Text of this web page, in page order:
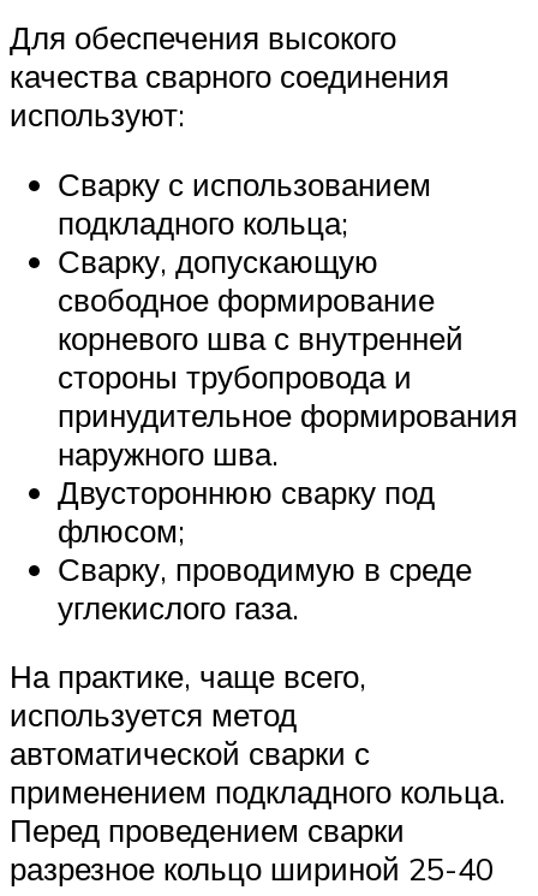
Для обеспечения высокого
качества сварного соединения
используют:
Сварку с использованием
подкладного кольца;
Сварку, допускающую
свободное формирование
корневого шва с внутренней
стороны трубопровода и
принудительное формирования
наружного шва.
Двустороннюю сварку под
флюсом;
Сварку, проводимую в среде
углекислого газа.
На практике, чаще всего,
используется метод
автоматической сварки с
применением подкладного кольца.
Перед проведением сварки
разрезное кольцо шириной 25-40